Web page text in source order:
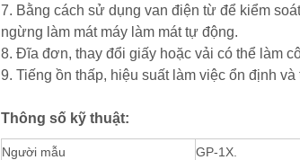
7. Bằng cách sử dụng van điện từ để kiểm
ngừng làm mát máy làm mát tự động.
8. Đĩa đơn, thay đổi giấy hoặc vải có thể làm
9. Tiếng ồn thấp, hiệu suất làm việc ổn định và
Thông số kỹ thuật:
Người mẫu GP-1X.